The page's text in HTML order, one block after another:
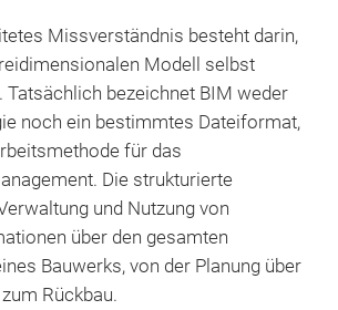
Missverständnis besteht darin,
Modell selbst
Tatsächlich bezeichnet BIM weder
noch ein bestimmtes Dateiformat,
für das
Die strukturierte
und Nutzung von
über den gesamten
Bauwerks, von der Planung über
Rückbau.